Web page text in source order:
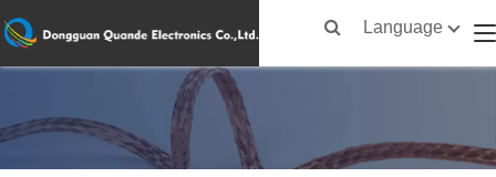
Language